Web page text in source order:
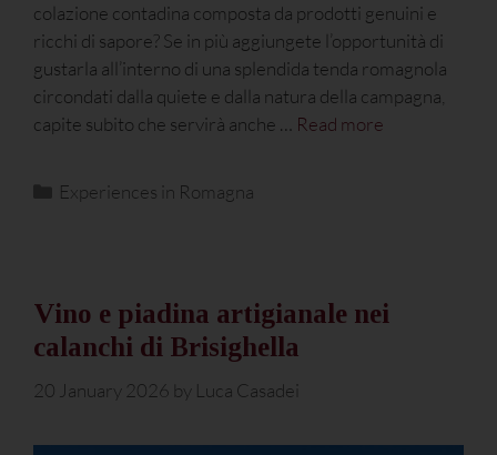
colazione contadina composta da prodotti genuini e
ricchi di sapore? Se in più aggiungete l’opportunità di
gustarla all’interno di una splendida tenda romagnola
circondati dalla quiete e dalla natura della campagna,
capite subito che servirà anche … Read more
Experiences in Romagna
Vino e piadina artigianale nei
calanchi di Brisighella
20 January 2026 by Luca Casadei